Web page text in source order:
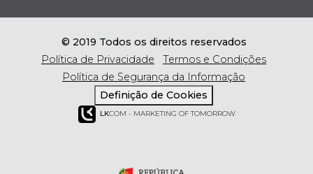
© 2019 Todos os direitos reservados
Política de Privacidade
Termos e Condições
Política de Segurança da Informação
Definição de Cookies
LKCOM - MARKETING OF TOMORROW